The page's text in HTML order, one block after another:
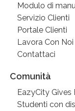
Modulo di
Servizio Clienti
Portale Clienti
Lavora Con Noi
Contattaci
Comunità
EazyCity Gives
Studenti con